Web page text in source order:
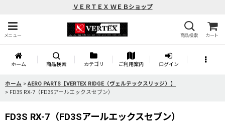
ＶＥＲＴＥＸ ＷＥＢショップ
メニュー 商品検索 カート
ホーム 商品検索 カテゴリ ご利用案内 ログイン
ホーム > AERO PARTS【VERTEX RIDGE（ヴェルテックスリッジ）】
> FD3S RX-7（FD3Sアールエックスセブン）
FD3S RX-7（FD3Sアールエックスセブン）